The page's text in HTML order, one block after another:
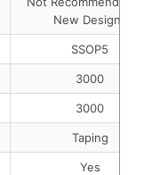
New Designs
SSOP5
3000
3000
Taping
Yes